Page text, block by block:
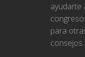
ayudarte
para
consejos